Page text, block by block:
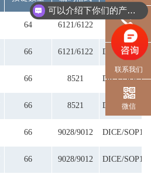
64 6121/6122 DICE
66 6121/6122 DICE/SOP16
66 8521 DICE/SOP16
66 8521 DICE/SOP16
66 9028/9012 DICE/SOP16
66 9028/9012 DICE/SOP16
电话
联系我们
微信
可以介绍下你们的产品么？